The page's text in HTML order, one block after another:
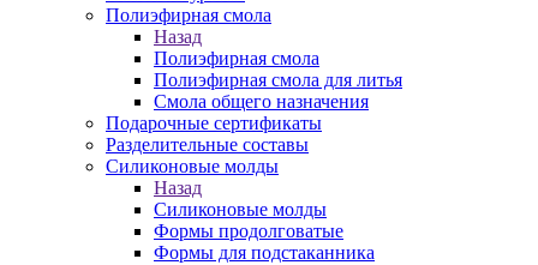
Полиэфирная смола
Назад
Полиэфирная смола
Полиэфирная смола для литья
Смола общего назначения
Подарочные сертификаты
Разделительные составы
Силиконовые молды
Назад
Силиконовые молды
Формы продолговатые
Формы для подстаканника